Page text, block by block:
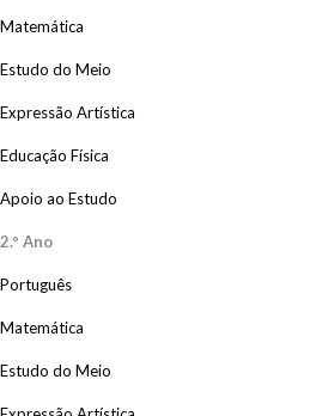
Matemática
Estudo do Meio
Expressão Artística
Educação Física
Apoio ao Estudo
2.º Ano
Português
Matemática
Estudo do Meio